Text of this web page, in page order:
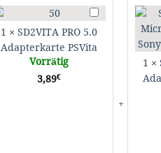
SD2VITA
PRO
Adapterkarte
1 × SD2VITA PRO 5.0
Adapterkarte PSVita
Vorrätig
3,89€
1 ×